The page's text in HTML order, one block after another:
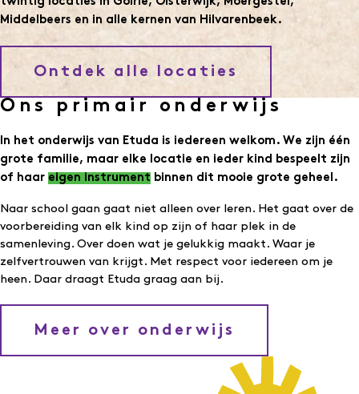
Middelbeers en in alle kernen van Hilvarenbeek.
Ontdek alle locaties
Ons primair onderwijs
In het onderwijs van Etuda is iedereen welkom. We zijn één
grote familie, maar elke locatie en ieder kind bespeelt zijn
of haar eigen instrument binnen dit mooie grote geheel.
Naar school gaan gaat niet alleen over leren. Het gaat over de
voorbereiding van elk kind op zijn of haar plek in de
samenleving. Over doen wat je gelukkig maakt. Waar je
zelfvertrouwen van krijgt. Met respect voor iedereen om je
heen. Daar draagt Etuda graag aan bij.
Meer over onderwijs